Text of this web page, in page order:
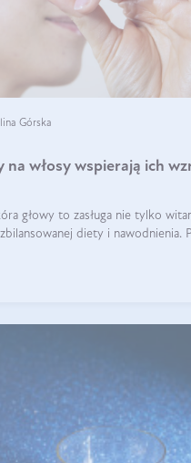
Górska
na włosy wspierają ich
głowy to zasługa nie tylko
diety i nawodnienia.